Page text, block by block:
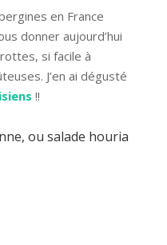
en France
donner aujourd’hui
si facile à
J’en ai dégusté
!!
ou salade houria